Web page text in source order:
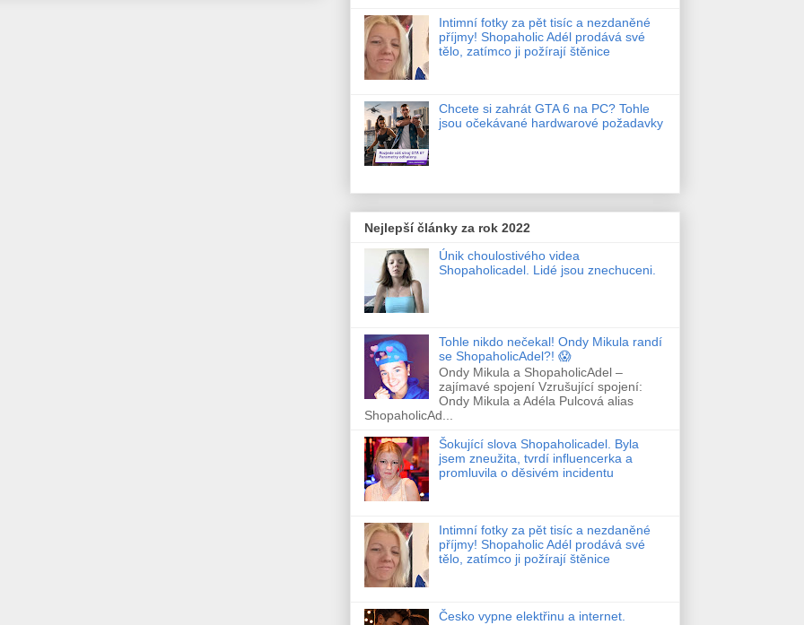
Intimní fotky za pět tisíc a nezdaněné
příjmy! Shopaholic Adél prodává své
tělo, zatímco ji požírají štěnice
Chcete si zahrát GTA 6 na PC? Tohle
jsou očekávané hardwarové požadavky
Nejlepší články za rok 2022
Únik choulostivého videa
Shopaholicadel. Lidé jsou znechuceni.
Tohle nikdo nečekal! Ondy Mikula randí
se ShopaholicAdel?! 😱
Ondy Mikula a ShopaholicAdel –
zajímavé spojení Vzrušující spojení:
Ondy Mikula a Adéla Pulcová alias
ShopaholicAd...
Šokující slova Shopaholicadel. Byla
jsem zneužita, tvrdí influencerka a
promluvila o děsivém incidentu
Intimní fotky za pět tisíc a nezdaněné
příjmy! Shopaholic Adél prodává své
tělo, zatímco ji požírají štěnice
Česko vypne elektřinu a internet.